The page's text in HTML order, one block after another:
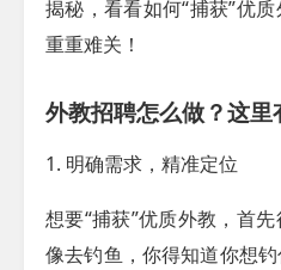
揭秘，看看如何“捕获”优
重重难关！
外教招聘怎么做？这里
1. 明确需求，精准定位
想要“捕获”优质外教，首
像去钓鱼，你得知道你想